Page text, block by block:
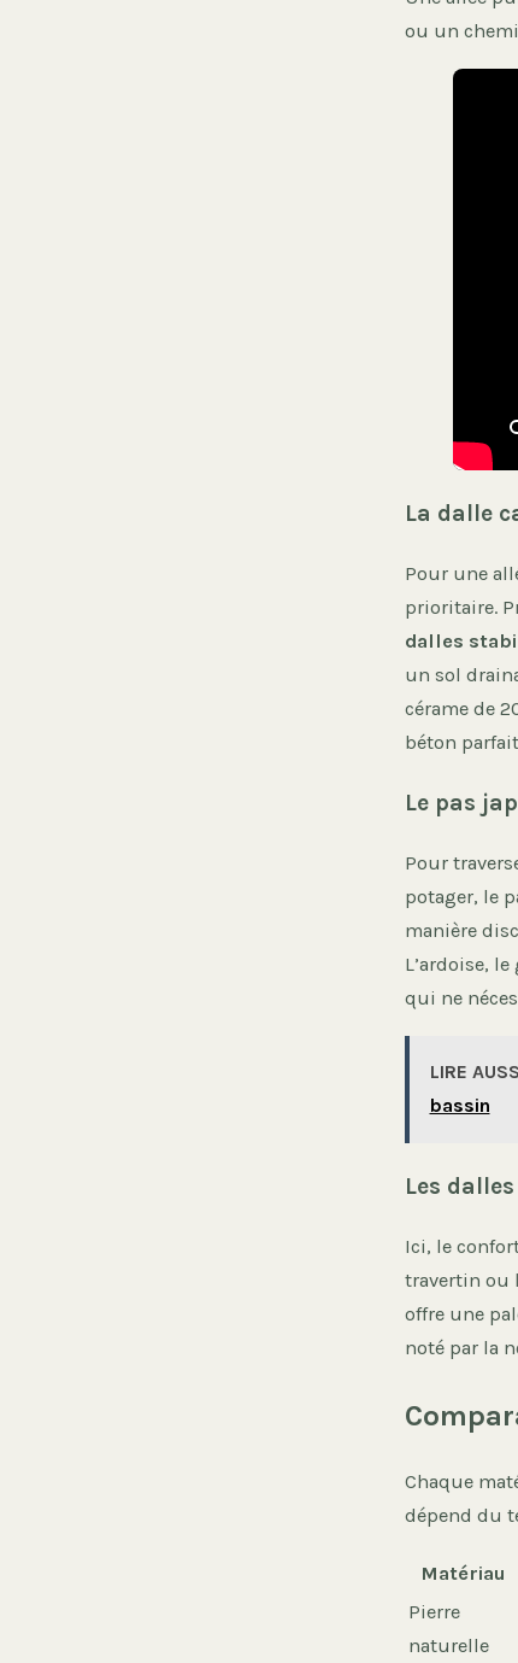
ou un
La dalle
Pour une
prioritaire.
dalles
un sol
cérame de
béton
Le pas
Pour
potager, le
manière
L’ardoise,
qui ne
LIRE
bassin
Les
Ici, le
travertin ou
offre une
noté par la
Chaque
dépend du
Matériau
Pierre
naturelle